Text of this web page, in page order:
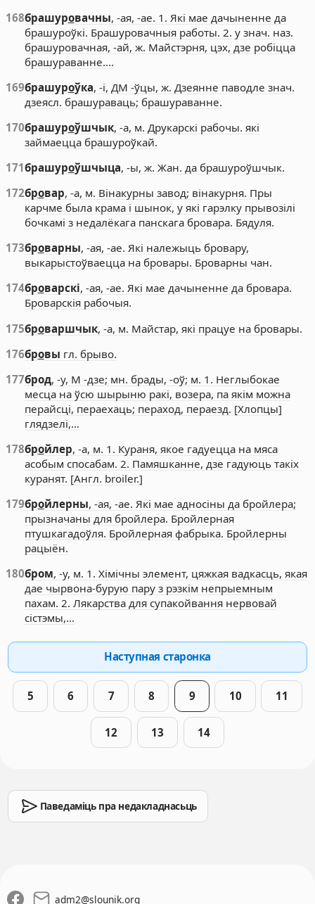
168брашуровачны, -ая, -ае. 1. Які мае дачыненне да
брашуроўкі. Брашуровачныя работы. 2. у знач. наз.
брашуровачная, -ай, ж. Майстэрня, цэх, дзе робіцца
брашураванне.…
169брашуроўка, -і, ДМ -ўцы, ж. Дзеянне паводле знач.
дзеясл. брашураваць; брашураванне.
170брашуроўшчык, -а, м. Друкарскі рабочы. які
займаецца брашуроўкай.
171брашуроўшчыца, -ы, ж. Жан. да брашуроўшчык.
172бровар, -а, м. Вінакурны завод; вінакурня. Пры
карчме была крама і шынок, у які гарэлку прывозілі
бочкамі з недалёкага панскага бровара. Бядуля.
173броварны, -ая, -ае. Які належыць бровару,
выкарыстоўваецца на бровары. Броварны чан.
174броварскі, -ая, -ае. Які мае дачыненне да бровара.
Броварскія рабочыя.
175броваршчык, -а, м. Майстар, які працуе на бровары.
176бровы гл. брыво.
177брод, -у, М -дзе; мн. брады, -оў; м. 1. Неглыбокае
месца на ўсю шырыню ракі, возера, па якім можна
перайсці, пераехаць; пераход, пераезд. [Хлопцы]
глядзелі,…
178бройлер, -а, м. 1. Кураня, якое гадуецца на мяса
асобым спосабам. 2. Памяшканне, дзе гадуюць такіх
куранят. [Англ. broiler.]
179бройлерны, -ая, -ае. Які мае адносіны да бройлера;
прызначаны для бройлера. Бройлерная
птушкагадоўля. Бройлерная фабрыка. Бройлерны
рацыён.
180бром, -у, м. 1. Хімічны элемент, цяжкая вадкасць, якая
дае чырвона-бурую пару з рэзкім непрыемным
пахам. 2. Лякарства для супакойвання нервовай
сістэмы,…
Наступная старонка
5 6 7 8 9 10 11
12 13 14
Паведаміць пра недакладнасьць
adm2@slounik.org